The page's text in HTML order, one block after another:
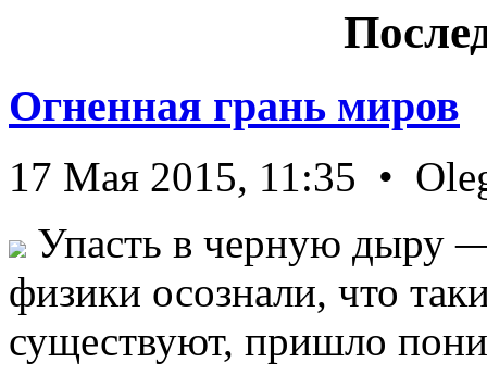
Огненная грань миров
17 Мая 2015, 11:35 •
Упасть в черную дыру
физики осознали, что
существуют, пришло